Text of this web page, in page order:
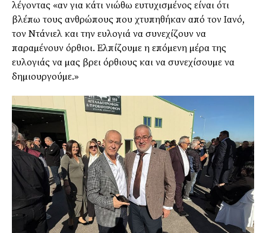
λέγοντας «αν για κάτι νιώθω ευτυχισµένος είναι ότι
βλέπω τους ανθρώπους που χτυπηθήκαν από τον Ιανό,
τον Ντάνιελ και την ευλογιά να συνεχίζουν να
παραµένουν όρθιοι. Ελπίζουµε η επόµενη µέρα της
ευλογιάς να µας βρει όρθιους και να συνεχίσουµε να
δηµιουργούµε.»